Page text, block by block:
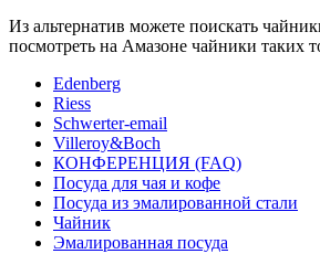
Из альтернатив можете поискать
посмотреть на Амазоне чайники таких
Edenberg
Riess
Schwerter-email
Villeroy&Boch
КОНФЕРЕНЦИЯ (FAQ)
Посуда для чая и кофе
Посуда из эмалированной стали
Чайник
Эмалированная посуда